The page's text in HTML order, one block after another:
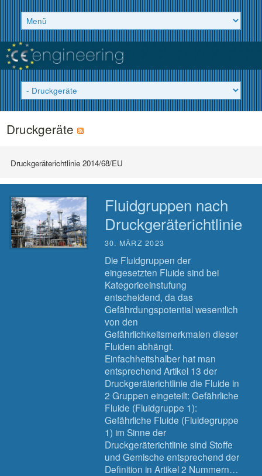
Druckgeräte
Druckgeräterichtlinie 2014/68/EU
Fluidgruppen nach
Druckgeräterichtlinie
30. MÄRZ 2023
Die Fluidgruppen der
eingesetzten Fluide sind bei
Kategorieeinstufung
entscheidend, da das
Gefährdungspotential wesentlich
von den
Gefährlichkeitsmerkmalen dieser
Fluiden abhängt.
Einfachheitshalber hat man
entsprechend Artikel 13 der
Druckgeräterichtlinie die Fluide in
2 Gruppen eingeteilt: Gefährliche
Fluide (Fluidgruppe 1):
Gefährliche Fluide (Fluidegruppe
1) im Sinne der
Druckgeräterichtlinie sind Stoffe
und Gemische entsprechend der
Definition in Artikel 2 Nummern…